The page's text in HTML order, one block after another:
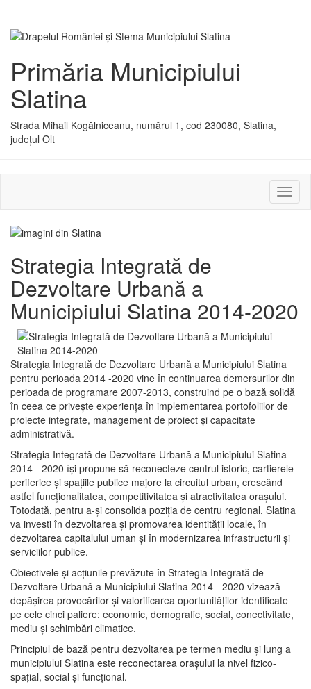
Primăria Municipiului
Slatina
Strada Mihail Kogălniceanu, numărul 1, cod 230080, Slatina,
județul Olt
sau
Strategia Integrată de
Dezvoltare Urbană a
Municipiului Slatina 2014-2020
Strategia Integrată de Dezvoltare Urbană a Municipiului Slatina
pentru perioada 2014 -2020 vine în continuarea demersurilor din
perioada de programare 2007-2013, construind pe o bază solidă
în ceea ce priveşte experienţa în implementarea portofoliilor de
proiecte integrate, management de proiect și capacitate
administrativă.
Strategia Integrată de Dezvoltare Urbană a Municipiului Slatina
2014 - 2020 își propune să reconecteze centrul istoric, cartierele
periferice şi spaţiile publice majore la circuitul urban, crescând
astfel funcţionalitatea, competitivitatea şi atractivitatea oraşului.
Totodată, pentru a-şi consolida poziţia de centru regional, Slatina
va investi în dezvoltarea şi promovarea identităţii locale, în
dezvoltarea capitalului uman şi în modernizarea infrastructurii şi
serviciilor publice.
Obiectivele şi acţiunile prevăzute în Strategia Integrată de
Dezvoltare Urbană a Municipiului Slatina 2014 - 2020 vizează
depășirea provocărilor şi valorificarea oportunităţilor identificate
pe cele cinci paliere: economic, demografic, social, conectivitate,
mediu şi schimbări climatice.
Principiul de bază pentru dezvoltarea pe termen mediu şi lung a
municipiului Slatina este reconectarea oraşului la nivel fizico-
spaţial, social şi funcţional.